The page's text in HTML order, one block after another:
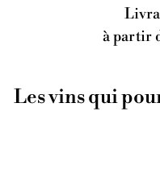
à partir
Les vins qui